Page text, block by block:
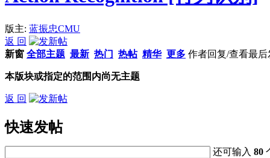
版主: 蓝振忠CMU
返 回
新窗 全部主题 最新 热门 热帖 精华 更多 作者回复/查看最后
本版块或指定的范围内尚无主题
返 回
快速发帖
还可输入80